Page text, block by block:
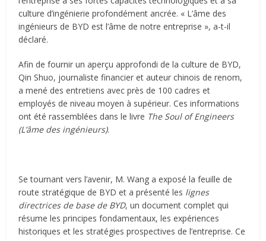
culture d’ingénierie profondément ancrée. « L’âme des
ingénieurs de BYD est l’âme de notre entreprise », a-t-il
déclaré.
Afin de fournir un aperçu approfondi de la culture de BYD,
Qin Shuo, journaliste financier et auteur chinois de renom,
a mené des entretiens avec près de 100 cadres et
employés de niveau moyen à supérieur. Ces informations
ont été rassemblées dans le livre The Soul of Engineers
(L’âme des ingénieurs).
Se tournant vers l’avenir, M. Wang a exposé la feuille de
route stratégique de BYD et a présenté les lignes
directrices de base de BYD, un document complet qui
résume les principes fondamentaux, les expériences
historiques et les stratégies prospectives de l’entreprise. Ce